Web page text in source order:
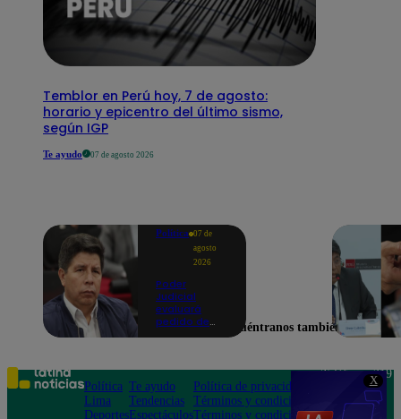
X
Temblor en Perú hoy, 7 de agosto:
horario y epicentro del último sismo,
según IGP
Te ayudo 07 de agosto 2026
Política 07 de
agosto
2026
Poder
Judicial
evaluará
pedido de
Pedro
Castillo
Encuéntranos también en
Política
Lima
Deportes
Te ayudo
Tendencias
Espectáculos
Política de privacidad
Términos y condiciones
Términos y condiciones
Teléfono: 219
Av. San